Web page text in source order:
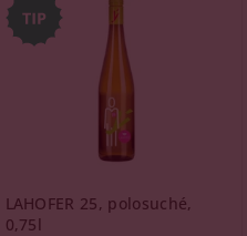
LAHOFER 25, polosuché,
0,75l